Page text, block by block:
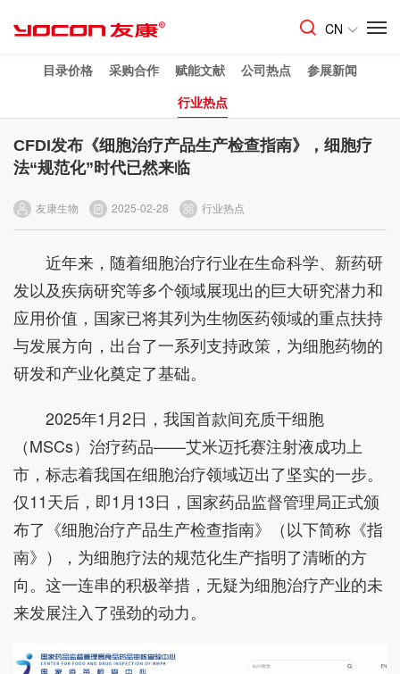
CN
目录价格 采购合作 赋能文献 公司热点
参展新闻
行业热点
CFDI发布《细胞治疗产品生产检查指南》，细胞疗
法“规范化”时代已然来临
友康生物 2025-02-28 行业热点
近年来，随着细胞治疗行业在生命科学、新药研
发以及疾病研究等多个领域展现出的巨大研究潜力和
应用价值，国家已将其列为生物医药领域的重点扶持
与发展方向，出台了一系列支持政策，为细胞药物的
研发和产业化奠定了基础。
2025年1月2日，我国首款间充质干细胞
（MSCs）治疗药品——艾米迈托赛注射液成功上
市，标志着我国在细胞治疗领域迈出了坚实的一步。
仅11天后，即1月13日，国家药品监督管理局正式颁
布了《细胞治疗产品生产检查指南》（以下简称《指
南》），为细胞疗法的规范化生产指明了清晰的方
向。这一连串的积极举措，无疑为细胞治疗产业的未
来发展注入了强劲的动力。